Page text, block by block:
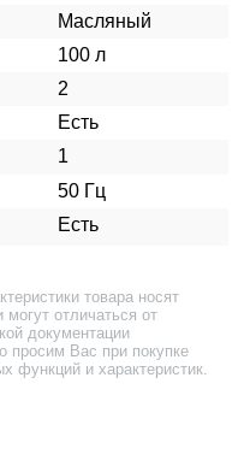
Масляный
100 л
2
Есть
1
50 Гц
Есть
товара носят
отличаться от
документации
просим Вас при покупке
функций и характеристик.